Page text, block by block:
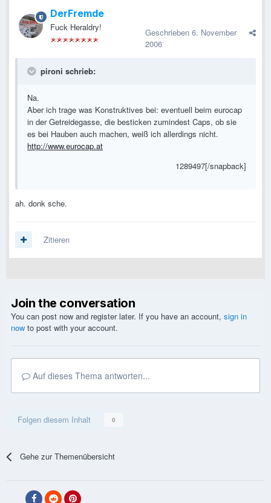
DerFremde
Fuck Heraldry! Geschrieben 6. November
2006
pironi schrieb:
Na.
Aber ich trage was Konstruktives bei: eventuell beim eurocap
in der Getreidegasse, die besticken zumindest Caps, ob sie
es bei Hauben auch machen, weiß ich allerdings nicht.
http://www.eurocap.at
1289497[/snapback]
ah. donk sche.
Zitieren
Join the conversation
You can post now and register later. If you have an account, sign in
now to post with your account.
Auf dieses Thema antworten...
Folgen diesem Inhalt 0
Gehe zur Themenübersicht